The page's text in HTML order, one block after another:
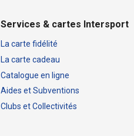
Services & cartes Intersport
La carte fidélité
La carte cadeau
Catalogue en ligne
Aides et Subventions
Clubs et Collectivités